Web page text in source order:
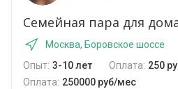
Семейная пара для
Москва, Боровское шоссе
Опыт: 3-10 лет Оплата: 250
Оплата: 250000 руб/мес